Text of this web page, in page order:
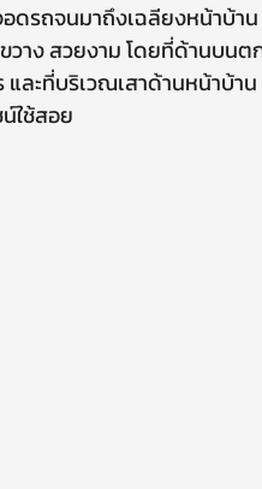
อดรถจนมาถึงเฉลียงหน้าบ้
วาง สวยงาม โดยที่ด้านบน
ละที่บริเวณเสาด้านหน้าบ้
ใช้สอย